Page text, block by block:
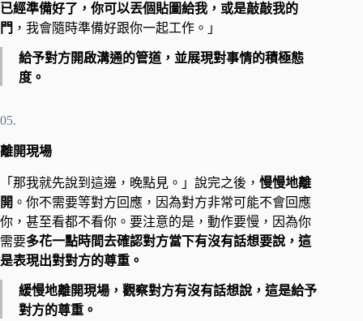
已經準備好了，你可以丟個貼圖給我，或是敲敲我的
門 ，我會隨時準備好跟你一起工作。」
給予對方開啟溝通的管道，並展現對事情的積極態
度。
05.
離開現場
「那我就先說到這邊，晚點見。」說完之後， 慢慢地離
開 。你不需要等對方回應，因為對方非常可能不會回應
你，甚至看都不看你。要注意的是，動作要慢，因為你
需要多花一點時間去確認對方當下有沒有話想要說，這
是表現出對對方的尊重。
緩慢地離開現場，觀察對方有沒有話想說，這是給予
對方的尊重。